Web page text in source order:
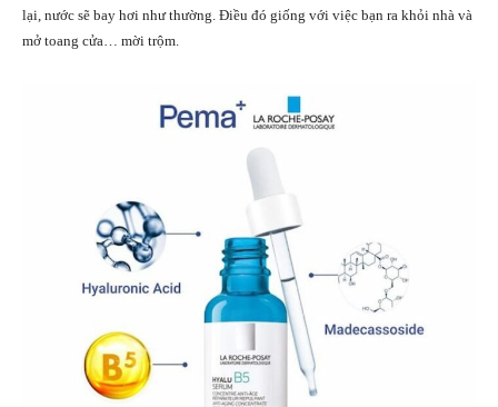
lại, nước sẽ bay hơi như thường. Điều đó giống với việc bạn ra khỏi nhà và
mở toang cửa… mời trộm.